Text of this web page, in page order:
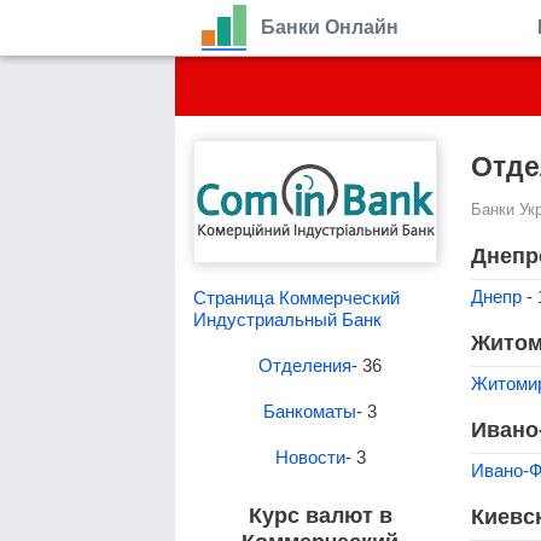
Банки Онлайн
Страница Коммерческий
Индустриальный Банк
Отделения- 36
Банкоматы- 3
Новости- 3
Курс валют в
Банки
Днепр -
Ивано-